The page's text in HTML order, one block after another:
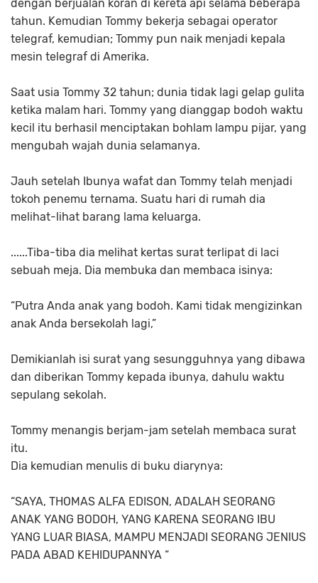
dengan berjualan koran di kereta api selama beberapa
tahun. Kemudian Tommy bekerja sebagai operator
telegraf, kemudian; Tommy pun naik menjadi kepala
mesin telegraf di Amerika.
Saat usia Tommy 32 tahun; dunia tidak lagi gelap gulita
ketika malam hari. Tommy yang dianggap bodoh waktu
kecil itu berhasil menciptakan bohlam lampu pijar, yang
mengubah wajah dunia selamanya.
Jauh setelah Ibunya wafat dan Tommy telah menjadi
tokoh penemu ternama. Suatu hari di rumah dia
melihat-lihat barang lama keluarga.
......Tiba-tiba dia melihat kertas surat terlipat di laci
sebuah meja. Dia membuka dan membaca isinya:
“Putra Anda anak yang bodoh. Kami tidak mengizinkan
anak Anda bersekolah lagi,”
Demikianlah isi surat yang sesungguhnya yang dibawa
dan diberikan Tommy kepada ibunya, dahulu waktu
sepulang sekolah.
Tommy menangis berjam-jam setelah membaca surat
itu.
Dia kemudian menulis di buku diarynya:
“SAYA, THOMAS ALFA EDISON, ADALAH SEORANG
ANAK YANG BODOH, YANG KARENA SEORANG IBU
YANG LUAR BIASA, MAMPU MENJADI SEORANG JENIUS
PADA ABAD KEHIDUPANNYA “